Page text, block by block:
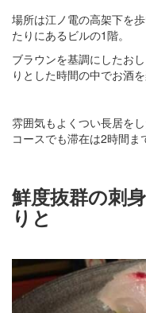
場所は江ノ電の高架下を
たりにあるビルの1階。
ブラウンを基調にしたお
りとした時間の中でお酒を
雰囲気もよくつい長居を
コースでも滞在は2時間ま
鮮度抜群の刺
りと